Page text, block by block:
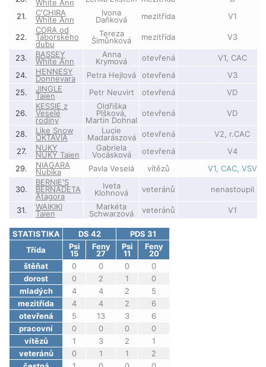
White Ann
21.
C'CHIRA
White Ann
Ivona
Daňková mezitřída V1
22.
CORA od
Táborského
dubu
Tereza
Šimůnková mezitřída V3
23. BASSEY
White Ann
Anna
Krymová otevřená
V1, CAC
24.
HENNESY
Donnevara Petra Hejlová otevřená
V3
25.
JINGLE
Taien Petr Neuvirt otevřená VD
26.
KESSIE z
Veselé
rodiny
Oldřiška
Plšková,
Martin Dohnal
otevřená VD
28. Like Snow
OKTAVIA
Lucie
Madarászová otevřená
V2, r.CAC
27.
NUKY
NUKY Taien
Gabriela
Vocásková otevřená
V4
29.
NIAGARA
Nubika Pavla Veselá vítězů V1, CAC, VSV
30.
BERNIE'S
BERNADETA
Atagora
Iveta
Klohnová veteránů nenastoupil
31. WAIKIKI
Taien
Markéta
Schwarzová veteránů V1
STATISTIKA DS 42
PDS 31
Třída
Psi
15
Feny
27
Psi
11
Feny
20
štěňat
0 0 0
0
dorost
0 2 1
0
mladých
4 4 2
5
mezitřída
4 4 2
6
otevřená
5 13 3
6
pracovní
0 0 0
0
vítězů
1 3 2
1
veteránů
0 1 1
2